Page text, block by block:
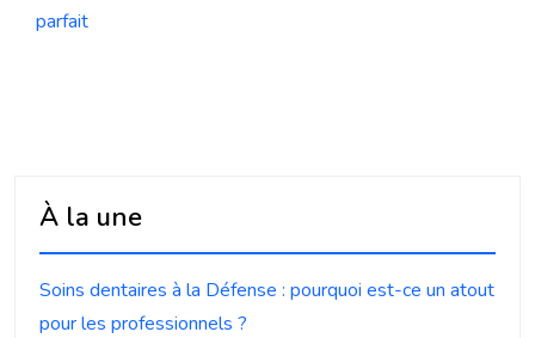
parfait
À la une
Soins dentaires à la Défense : pourquoi est-ce un atout
pour les professionnels ?